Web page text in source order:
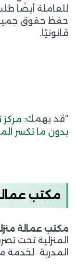
للعاملة أيضًا
حفظ حقوق جميع
قانونيًا.
“قد يهمك: مركز
بدون ما تكسر
مكتب
مكتب عمالة
المنزلية تحت
المدربة لخدمة